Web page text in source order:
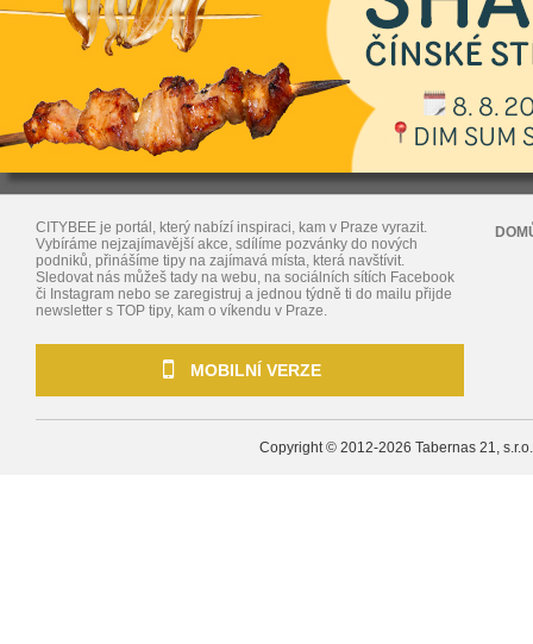
CITYBEE je portál, který nabízí inspiraci, kam v Praze vyrazit.
Vybíráme nejzajímavější akce, sdílíme pozvánky do nových
podniků, přinášíme tipy na zajímavá místa, která navštívit.
Sledovat nás můžeš tady na webu, na sociálních sítích Facebook
či Instagram nebo se zaregistruj a jednou týdně ti do mailu přijde
newsletter s TOP tipy, kam o víkendu v Praze.
MOBILNÍ VERZE
Copyright © 2012-2026 Tabernas 21, s.r.o.